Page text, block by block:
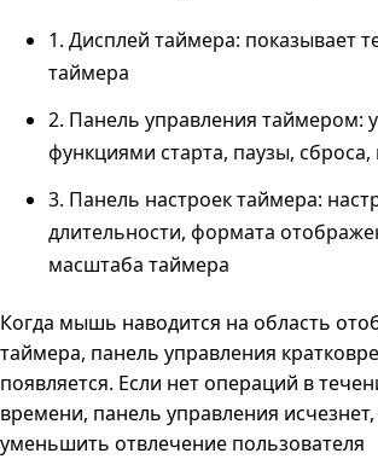
1. Дисплей таймера: показывает
таймера
2. Панель управления таймером:
функциями старта, паузы,
3. Панель настроек таймера:
длительности, формата
масштаба таймера
Когда мышь наводится на область
таймера, панель управления
появляется. Если нет операций в
времени, панель управления
уменьшить отвлечение пользователя